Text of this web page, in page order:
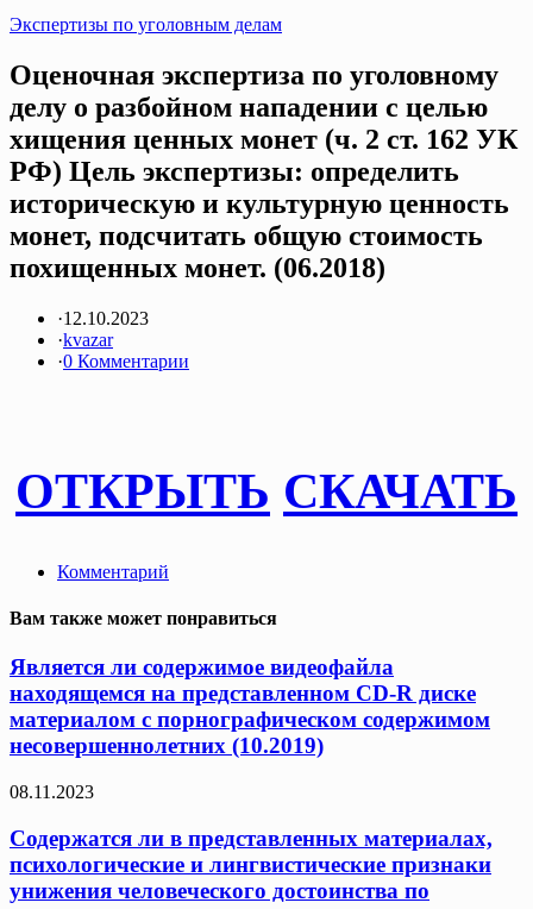
Экспертизы по уголовным делам
Оценочная экспертиза по уголовному
делу о разбойном нападении с целью
хищения ценных монет (ч. 2 ст. 162 УК
РФ) Цель экспертизы: определить
историческую и культурную ценность
монет, подсчитать общую стоимость
похищенных монет. (06.2018)
·12.10.2023
·kvazar
·0 Комментарии
ОТКРЫТЬ СКАЧАТЬ
Комментарий
Вам также может понравиться
Является ли содержимое видеофайла
находящемся на представленном CD-R диске
материалом с порнографическом содержимом
несовершеннолетних (10.2019)
08.11.2023
Содержатся ли в представленных материалах,
психологические и лингвистические признаки
унижения человеческого достоинства по